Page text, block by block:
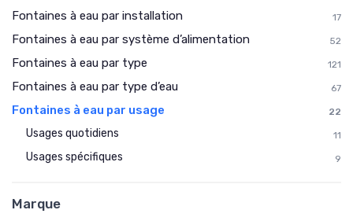
Fontaines à eau par installation 17
Fontaines à eau par système d’alimentation 52
Fontaines à eau par type 121
Fontaines à eau par type d’eau 67
Fontaines à eau par usage 22
Usages quotidiens 11
Usages spécifiques 9
Marque